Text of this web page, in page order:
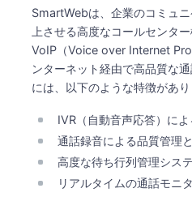
SmartWebは、企業のコミュ
上させる高度なコールセンタ
VoIP（Voice over Internet
ンターネット経由で高品質な
には、以下のような特徴があり
IVR（自動音声応答）に
通話録音による品質管理
高度な待ち行列管理シス
リアルタイムの通話モニ